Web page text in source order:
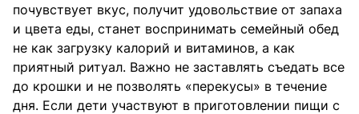
почувствует вкус, получит удовольствие от запаха
и цвета еды, станет воспринимать семейный обед
не как загрузку калорий и витаминов, а как
приятный ритуал. Важно не заставлять съедать все
до крошки и не позволять «перекусы» в течение
дня. Если дети участвуют в приготовлении пищи с